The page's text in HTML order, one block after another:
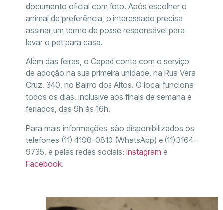
documento oficial com foto. Após escolher o
animal de preferência, o interessado precisa
assinar um termo de posse responsável para
levar o pet para casa.
Além das feiras, o Cepad conta com o serviço
de adoção na sua primeira unidade, na Rua Vera
Cruz, 340, no Bairro dos Altos. O local funciona
todos os dias, inclusive aos finais de semana e
feriados, das 9h às 16h.
Para mais informações, são disponibilizados os
telefones (11) 4198-0819 (WhatsApp) e (11)3164-
9735, e pelas redes sociais: Instagram e
Facebook.